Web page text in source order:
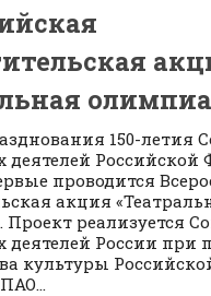
150-летия
деятелей Российской
проводится
акция
реализуется
деятелей России при
культуры